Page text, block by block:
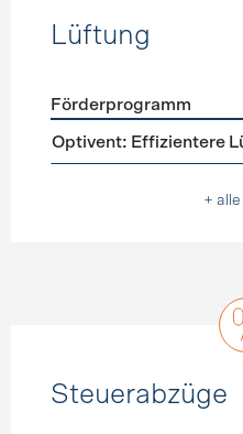
Lüftung
Förderprogramme
Förderprogramm
Optivent: Effizientere
+
Steuerabzüge